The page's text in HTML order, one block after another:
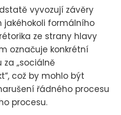
vyvozují závěry
jakéhokoli formálního
ze strany hlavy
označuje konkrétní
za „sociálně
což by mohlo být
řádného procesu
procesu.